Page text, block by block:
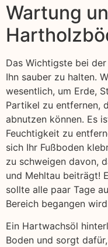
Wartung
Das Wichtigste bei
Ihn sauber zu halten.
wesentlich, um Erde,
Partikel zu entfernen,
abnutzen können. Es
Feuchtigkeit zu
sich Ihr Fußboden
zu schweigen davon,
und Mehltau beiträgt!
sollte alle paar Tage
Bereich begangen
Ein Hartwachsöl
Boden und sorgt